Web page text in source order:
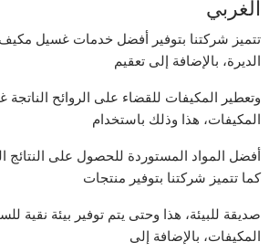
الغربي
تتميز شركتنا بتوفير أفضل خدمات غسيل
الديرة، بالإضافة إلى تعقيم
وتعطير المكيفات للقضاء على الروائح
المكيفات، هذا وذلك باستخدام
أفضل المواد المستوردة للحصول على النتائج
كما تتميز شركتنا بتوفير منتجات
صديقة للبيئة، هذا وحتى يتم توفير بيئة نقية
المكيفات، بالإضافة إلى